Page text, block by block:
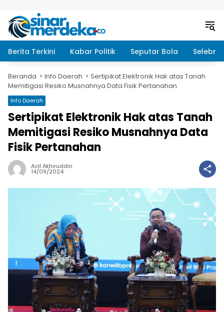
Berita Terkini Kabar Politik Seputar Bola
Beranda Info Daerah
Sertipikat Elektronik Hak atas Tanah
Memitigasi Resiko Musnahnya Data Fisik Pertanahan
Info Daerah
Sertipikat Elektronik Hak atas Tanah
Memitigasi Resiko Musnahnya Data
Fisik Pertanahan
Acil Akhiruddin
14/09/2024